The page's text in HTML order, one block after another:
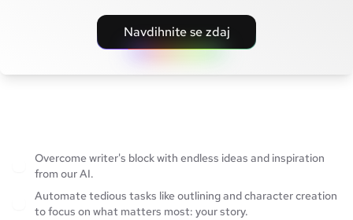
Navdihnite se zdaj
Overcome writer's block with endless ideas and inspiration
from our AI.
Automate tedious tasks like outlining and character creation
to focus on what matters most: your story.